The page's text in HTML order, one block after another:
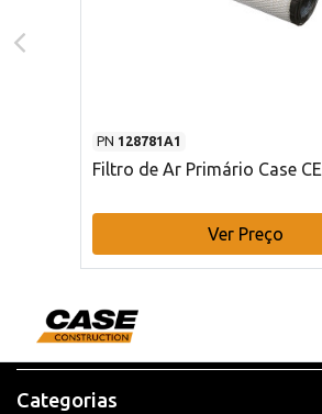
PN 128781A1
Filtro de Ar Primário Case CE
Ver Preço
Categorias